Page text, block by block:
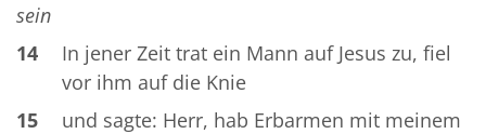
sein
14
In jener Zeit trat ein Mann auf Jesus zu, fiel
vor ihm auf die Knie
15
und sagte: Herr, hab Erbarmen mit meinem